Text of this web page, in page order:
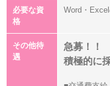
必要な資
格
Word・
その他待
遇
急募！！
積極的に